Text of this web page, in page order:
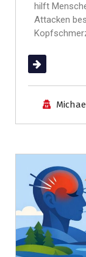
hilft
Attacken
(mehr …)